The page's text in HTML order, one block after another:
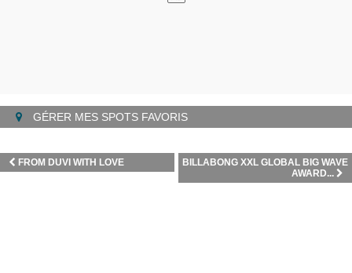
GÉRER MES SPOTS FAVORIS
BILLABONG XXL GLOBAL BIG WAVE
AWARD...
FROM DUVI WITH LOVE